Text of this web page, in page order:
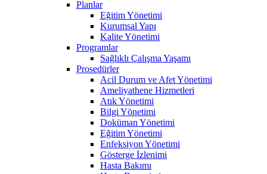
Planlar
Eğitim Yönetimi
Kurumsal Yapı
Kalite Yönetimi
Programlar
Sağlıklı Çalışma Yaşamı
Prosedürler
Acil Durum ve Afet Yönetimi
Ameliyathene Hizmetleri
Atık Yönetimi
Bilgi Yönetimi
Doküman Yönetimi
Eğitim Yönetimi
Enfeksiyon Yönetimi
Gösterge İzlenimi
Hasta Bakımı